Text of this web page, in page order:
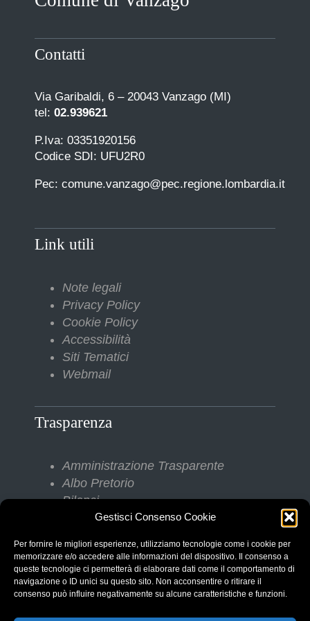
Gestisci Consenso Cookie
Per fornire le migliori esperienze, utilizziamo tecnologie come i cookie per
memorizzare e/o accedere alle informazioni del dispositivo. Il consenso a
queste tecnologie ci permetterà di elaborare dati come il comportamento di
navigazione o ID unici su questo sito. Non acconsentire o ritirare il
consenso può influire negativamente su alcune caratteristiche e funzioni.
Contatti
Via Garibaldi, 6 – 20043 Vanzago (MI)
tel: 02.939621
P.Iva: 03351920156
Codice SDI: UFU2R0
Pec: comune.vanzago@pec.regione.lombardia.it
Link utili
Note legali
Privacy Policy
Cookie Policy
Accessibilità
Siti Tematici
Webmail
Trasparenza
Amministrazione Trasparente
Albo Pretorio
Bilanci
Bandi di gara
Responsabile protezione dati (RPD)